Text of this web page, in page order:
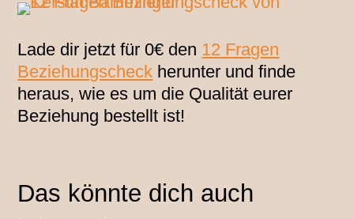
Lade dir jetzt für 0€ den 12 Fragen
Beziehungscheck herunter und finde
heraus, wie es um die Qualität eurer
Beziehung bestellt ist!
Das könnte dich auch